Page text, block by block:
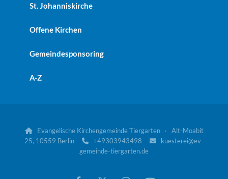
St. Johanniskirche
Offene Kirchen
Gemeindesponsoring
A-Z
Evangelische Kirchengemeinde Tiergarten · Alt-Moabit
25, 10559 Berlin
 +49303943498 
kuesterei@ev-
gemeinde-tiergarten.de